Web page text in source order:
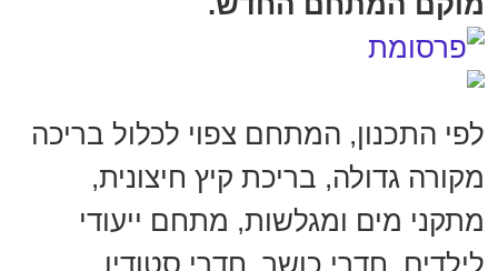
לפי התכנון, המתחם צפוי לכלול בריכה
מקורה גדולה, בריכת קיץ חיצונית,
מתקני מים ומגלשות, מתחם ייעודי